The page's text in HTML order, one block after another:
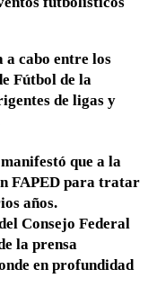
a cabo entre los
Fútbol de la
de ligas y
que a la
FAPED para tratar
años.
Consejo Federal
la prensa
en profundidad